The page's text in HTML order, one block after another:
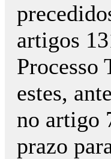
artigos
Processo
estes,
no artigo
prazo